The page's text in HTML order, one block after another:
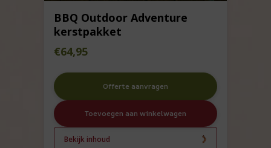
BBQ Outdoor Adventure
kerstpakket
€64,95
Offerte aanvragen
Toevoegen aan winkelwagen
Bekijk inhoud